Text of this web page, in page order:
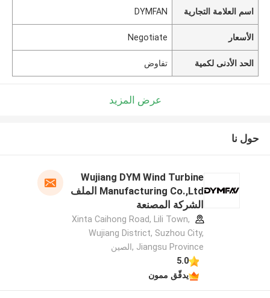
اسم العلامة التجارية DYMFAN
الأسعار Negotiate
الحد الأدنى لكمية تفاوض
عرض المزيد
حول نا
Wujiang DYM Wind Turbine
Manufacturing Co.,Ltd الملف
الشركة المصنعة
Xinta Caihong Road, Lili Town,
Wujiang District, Suzhou City,
Jiangsu Province ,الصين
5.0
يدقّق ممون